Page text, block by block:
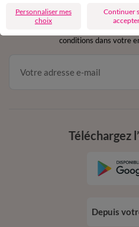
en vous
conditions dans votre
Téléchargez
Depuis
Personnaliser mes
choix
Continuer